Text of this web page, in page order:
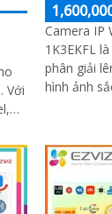
Với
Camera IP
1K3EKFL
phân giải
hình ảnh sắc nét. Với